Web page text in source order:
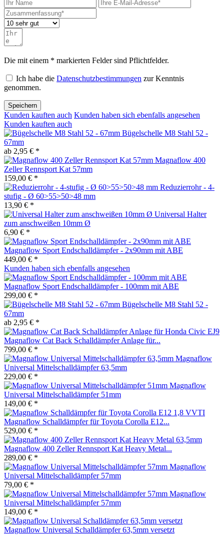
Die mit einem * markierten Felder sind Pflichtfelder.
Ich habe die Datenschutzbestimmungen zur Kenntnis
genommen.
Speichern
Kunden kauften auch Kunden haben sich ebenfalls angesehen
Kunden kauften auch
Bügelschelle M8 Stahl 52 -
67mm
ab 2,95 € *
Magnaflow 400
Zeller Rennsport Kat 57mm
159,00 € *
Reduzierrohr - 4-
stufig - Ø 60>55>50>48 mm
13,90 € *
Universal Halter
zum anschweißen 10mm Ø
6,90 € *
Magnaflow Sport Endschalldämpfer - 2x90mm mit ABE
449,00 € *
Kunden haben sich ebenfalls angesehen
Magnaflow Sport Endschalldämpfer - 100mm mit ABE
299,00 € *
Bügelschelle M8 Stahl 52 -
67mm
ab 2,95 € *
Magnaflow Cat Back Schalldämpfer Anlage für...
799,00 € *
Magnaflow
Universal Mittelschalldämpfer 63,5mm
229,00 € *
Magnaflow
Universal Mittelschalldämpfer 51mm
149,00 € *
Magnaflow Schalldämpfer für Toyota Corolla E12...
529,00 € *
Magnaflow 400 Zeller Rennsport Kat Heavy Metal...
289,00 € *
Magnaflow
Universal Mittelschalldämpfer 57mm
79,00 € *
Magnaflow
Universal Mittelschalldämpfer 57mm
149,00 € *
Magnaflow Universal Schalldämpfer 63,5mm versetzt